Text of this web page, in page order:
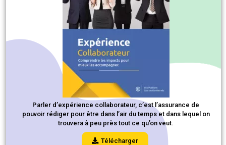
Parler d’expérience collaborateur, c’est l’assurance de
pouvoir rédiger pour être dans l’air du temps et dans lequel on
trouvera à peu près tout ce qu’on veut.
Télécharger